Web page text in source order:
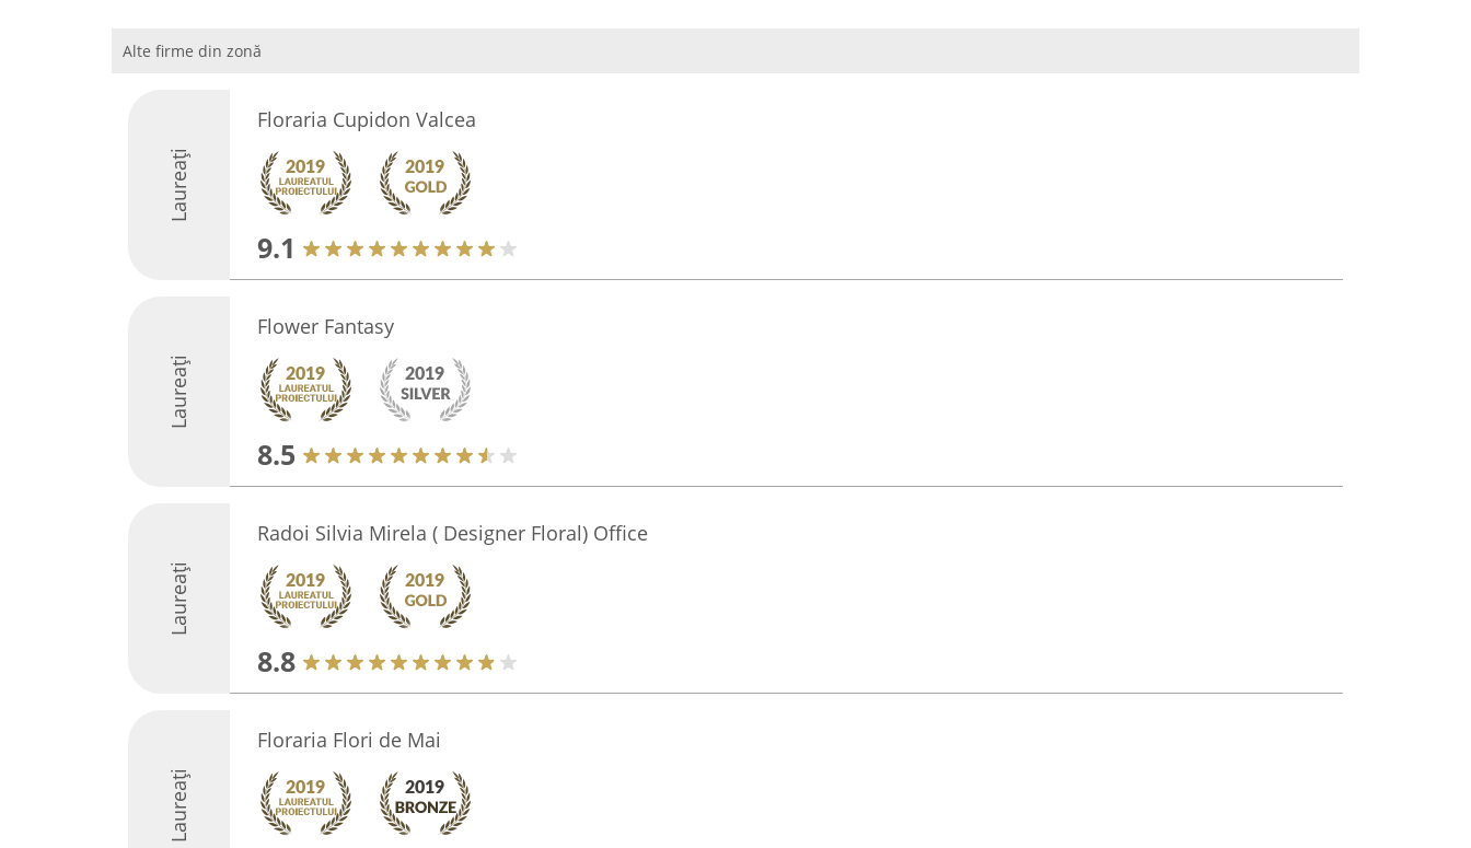
Alte firme din zonă
Laureați
Floraria Cupidon Valcea
9.1
Laureați
Flower Fantasy
8.5
Laureați
Radoi Silvia Mirela ( Designer Floral) Office
8.8
Laureați
Floraria Flori de Mai